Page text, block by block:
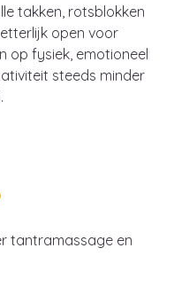
takken, rotsblokken
open voor
op fysiek, emotioneel
steeds minder
tantramassage en